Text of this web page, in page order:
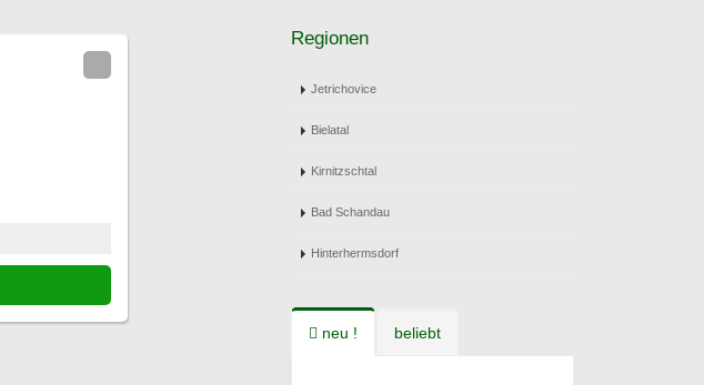
Regionen
Jetrichovice
Bielatal
Kirnitzschtal
Bad Schandau
Hinterhermsdorf
neu ! beliebt